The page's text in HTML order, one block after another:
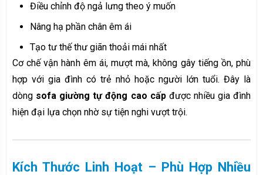
Điều chỉnh độ ngả lưng theo ý muốn
Nâng hạ phần chân êm ái
Tạo tư thế thư giãn thoải mái nhất
Cơ chế vận hành êm ái, mượt mà, không gây tiếng ồn, phù
hợp với gia đình có trẻ nhỏ hoặc người lớn tuổi. Đây là
dòng sofa giường tự động cao cấpđược nhiều gia đình
hiện đại lựa chọn nhờ sự tiện nghi vượt trội.
Kích Thước Linh Hoạt – Phù Hợp Nhiều